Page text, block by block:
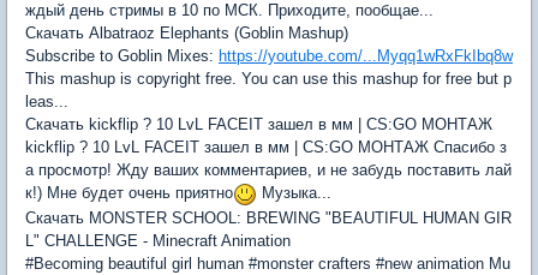
ждый день стримы в 10 по МСК. Приходите, пообщае...
Скачать Albatraoz Elephants (Goblin Mashup)
Subscribe to Goblin Mixes: https://youtube.com/...Myqq1wRxFkIbq8w
This mashup is copyright free. You can use this mashup for free but p
leas...
Скачать kickflip ? 10 LvL FACEIT зашел в мм | CS:GO МОНТАЖ
kickflip ? 10 LvL FACEIT зашел в мм | CS:GO МОНТАЖ Спасибо з
а просмотр! Жду ваших комментариев, и не забудь поставить лай
к!) Мне будет очень приятно
Музыка...
Скачать MONSTER SCHOOL: BREWING "BEAUTIFUL HUMAN GIR
L" CHALLENGE - Minecraft Animation
#Becoming beautiful girl human #monster crafters #new animation Mu